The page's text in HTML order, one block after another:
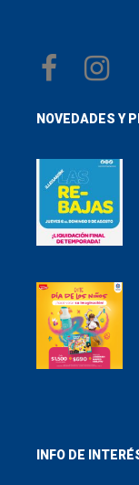
NOVEDADES Y
INFO DE